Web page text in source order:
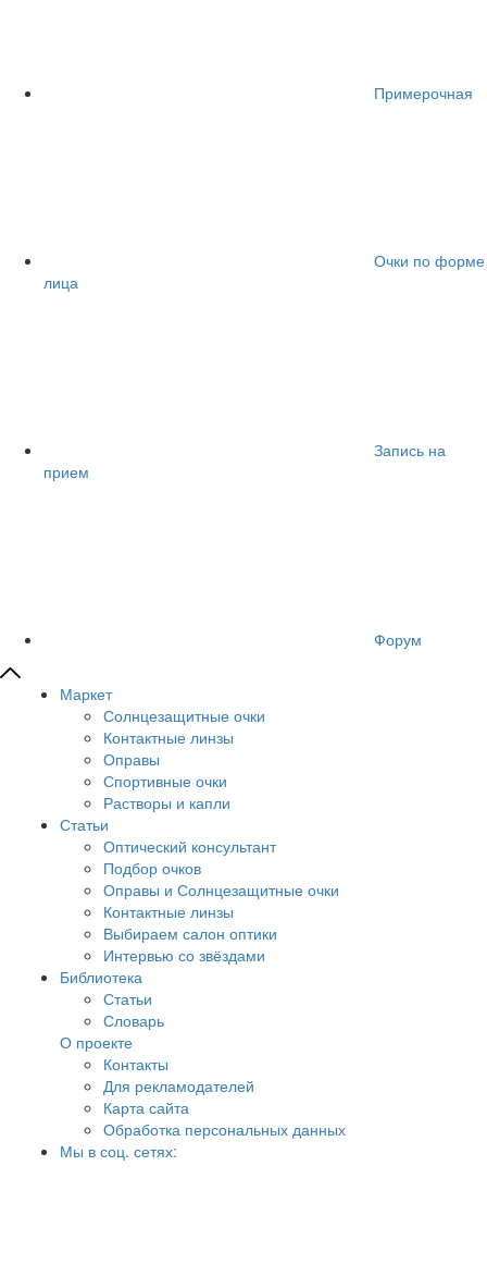
Примерочная
Очки по форме
лица
Запись на
прием
Форум
Маркет
Солнцезащитные очки
Контактные линзы
Оправы
Спортивные очки
Растворы и капли
Статьи
Оптический консультант
Подбор очков
Оправы и Солнцезащитные очки
Контактные линзы
Выбираем салон оптики
Интервью со звёздами
Библиотека
Статьи
Словарь
О проекте
Контакты
Для рекламодателей
Карта сайта
Обработка персональных данных
Мы в соц. сетях: